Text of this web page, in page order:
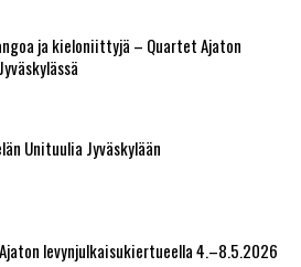
ja kieloniittyjä – Quartet Ajaton
Unituulia Jyväskylään
levynjulkaisukiertueella 4.–8.5.2026